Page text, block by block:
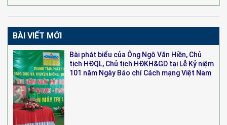
BÀI VIẾT MỚI
Bài phát biểu của Ông Ngô Văn Hiền, Chủ
tịch HĐQL, Chủ tịch HĐKH&GD tại Lễ Kỷ niệm
101 năm Ngày Báo chí Cách mạng Việt Nam